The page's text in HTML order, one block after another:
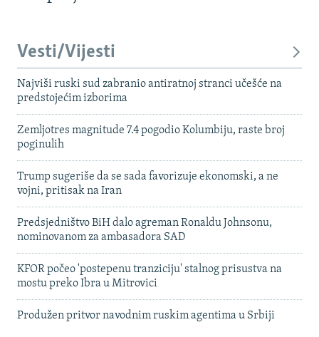
Vesti/Vijesti
Najviši ruski sud zabranio antiratnoj stranci učešće na
predstojećim izborima
Zemljotres magnitude 7.4 pogodio Kolumbiju, raste broj
poginulih
Trump sugeriše da se sada favorizuje ekonomski, a ne
vojni, pritisak na Iran
Predsjedništvo BiH dalo agreman Ronaldu Johnsonu,
nominovanom za ambasadora SAD
KFOR počeo 'postepenu tranziciju' stalnog prisustva na
mostu preko Ibra u Mitrovici
Produžen pritvor navodnim ruskim agentima u Srbiji